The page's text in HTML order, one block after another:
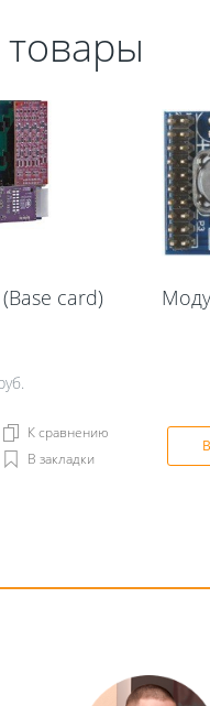
card)
К сравнению
В закладки